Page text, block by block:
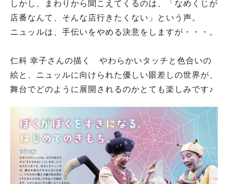
しかし、まわりから聞こえてくるのは、「なめくじが
店番なんて、そんな店行きたくない」という声。
ニュッルは、手伝いをやめる決意をしますが・・・。
仁科 幸子さんの描く やわらかいタッチと色合いの
絵と、ニュッルに向けられた優しい眼差しの世界が、
舞台でどのように展開されるのかとても楽しみです♪